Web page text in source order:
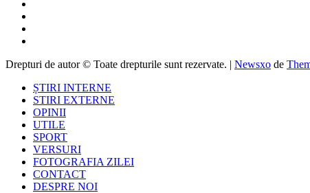
Drepturi de autor © Toate drepturile sunt rezervate. | Newsxo de
ȘTIRI INTERNE
STIRI EXTERNE
OPINII
UTILE
SPORT
VERSURI
FOTOGRAFIA ZILEI
CONTACT
DESPRE NOI